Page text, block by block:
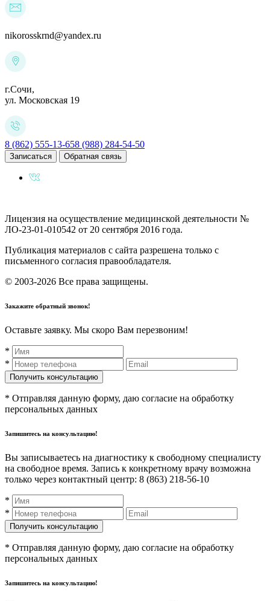
nikorosskrnd@yandex.ru
г.Сочи,
ул. Московская 19
8 (862) 555-13-658 (988) 284-54-50
Записаться Обратная связь
Лицензия на осуществление медицинской деятельности №
ЛО-23-01-010542 от 20 сентября 2016 года.
Публикация материалов с сайта разрешена только с
письменного согласия правообладателя.
© 2003-2026 Все права защищены.
Закажите обратный звонок!
Оставьте заявку. Мы скоро Вам перезвоним!
*
*
* Отправляя данную форму, даю согласие на обработку
персональных данных
Запишитесь на консультацию!
Вы записываетесь на диагностику к свободному специалисту
на свободное время. Запись к конкретному врачу возможна
только через контактный центр: 8 (863) 218-56-10
*
*
* Отправляя данную форму, даю согласие на обработку
персональных данных
Запишитесь на консультацию!